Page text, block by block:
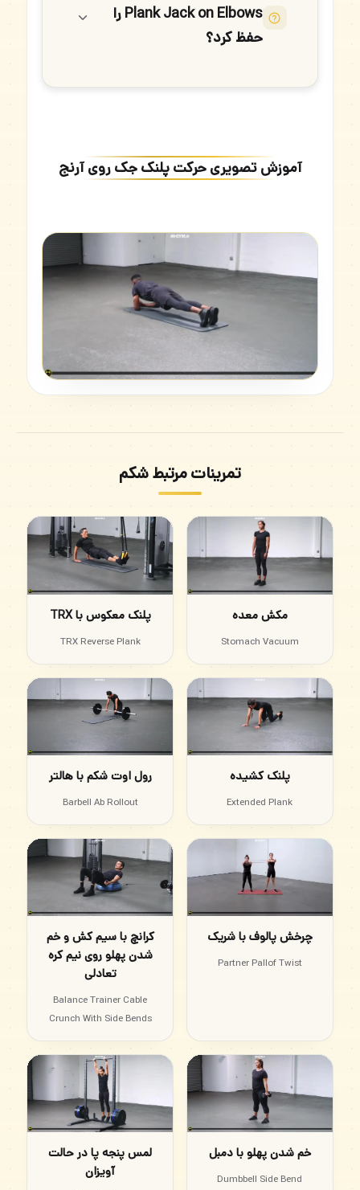
Plank Jack on Elbows را
حفظ کرد؟
آموزش تصویری حرکت پلنک جک روی آرنج
تمرینات مرتبط شکم
مکش معده
Stomach Vacuum
پلنک معکوس با TRX
TRX Reverse Plank
پلنک کشیده
Extended Plank
رول اوت شکم با هالتر
Barbell Ab Rollout
چرخش پالوف با شریک
Partner Pallof Twist
کرانچ با سیم کش و خم
شدن پهلو روی نیم کره
تعادلی
Balance Trainer Cable
Crunch With Side Bends
خم شدن پهلو با دمبل
Dumbbell Side Bend
لمس پنجه پا در حالت
آویزان